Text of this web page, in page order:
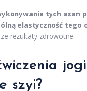
tych asan
elastyczność tego
rezultaty zdrowotne.
szyi?